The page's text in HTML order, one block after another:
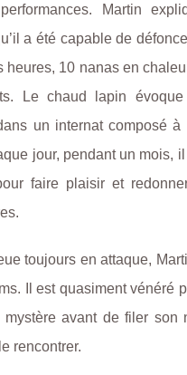
Martin
a été capable de
heures, 10 nanas en
Le chaud lapin
un internat composé
jour, pendant un mois,
faire plaisir et
toujours en attaque,
Il est quasiment vénéré
mystère avant de filer son
rencontrer.